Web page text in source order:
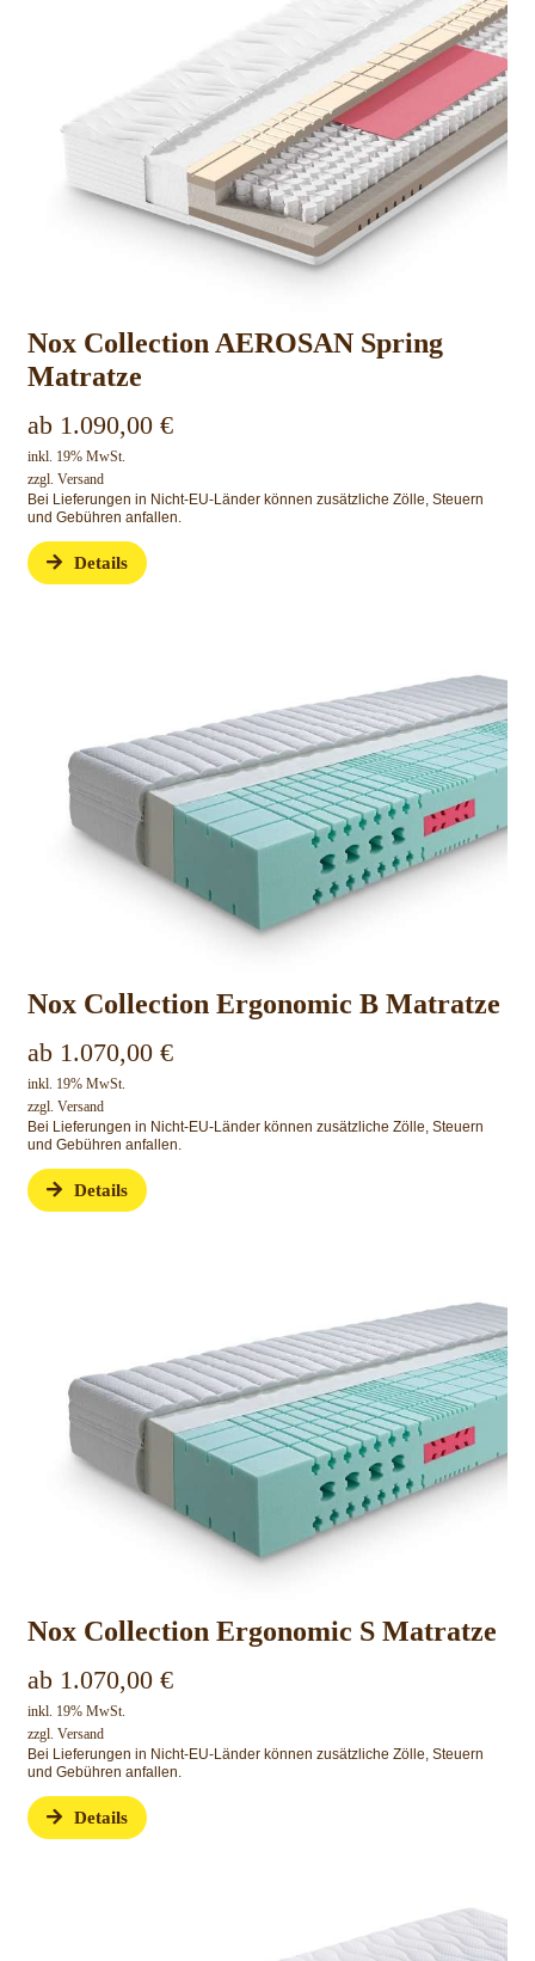
Nox Collection AEROSAN Spring
Matratze
ab 1.090,00 €
inkl. 19% MwSt.
zzgl. Versand
Bei Lieferungen in Nicht-EU-Länder können zusätzliche Zölle, Steuern
und Gebühren anfallen.
Details
Nox Collection Ergonomic B Matratze
ab 1.070,00 €
inkl. 19% MwSt.
zzgl. Versand
Bei Lieferungen in Nicht-EU-Länder können zusätzliche Zölle, Steuern
und Gebühren anfallen.
Details
Nox Collection Ergonomic S Matratze
ab 1.070,00 €
inkl. 19% MwSt.
zzgl. Versand
Bei Lieferungen in Nicht-EU-Länder können zusätzliche Zölle, Steuern
und Gebühren anfallen.
Details